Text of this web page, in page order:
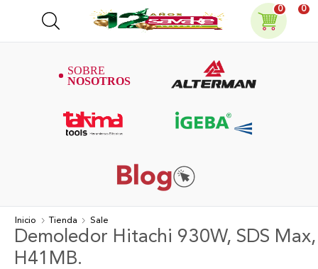
0 0
Inicio Tienda Sale
Demoledor Hitachi 930W, SDS Max,
H41MB.